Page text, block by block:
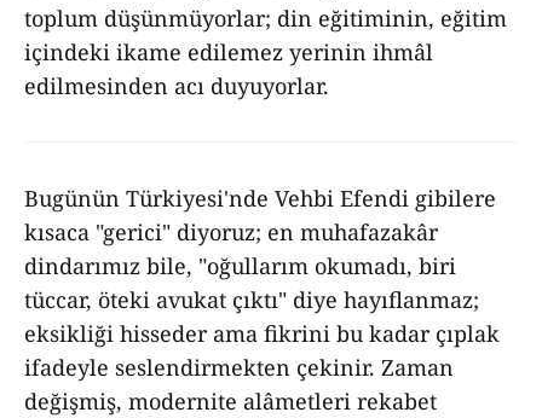
toplum düşünmüyorlar; din eğitiminin, eğitim
içindeki ikame edilemez yerinin ihmâl
edilmesinden acı duyuyorlar.
Bugünün Türkiyesi'nde Vehbi Efendi gibilere
kısaca "gerici" diyoruz; en muhafazakâr
dindarımız bile, "oğullarım okumadı, biri
tüccar, öteki avukat çıktı" diye hayıflanmaz;
eksikliği hisseder ama fikrini bu kadar çıplak
ifadeyle seslendirmekten çekinir. Zaman
değişmiş, modernite alâmetleri rekabet